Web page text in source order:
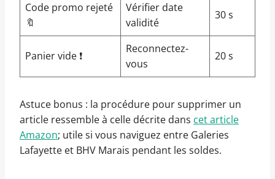
Code promo rejeté
🔖
Vérifier date
validité
30 s
Panier vide ❗
Reconnectez-
vous
20 s
Astuce bonus : la procédure pour supprimer un
article ressemble à celle décrite dans cet article
Amazon; utile si vous naviguez entre Galeries
Lafayette et BHV Marais pendant les soldes.